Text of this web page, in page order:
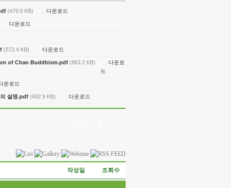
(479.6 KB) 다운로드
다운로드
(572.4 KB) 다운로드
of Chan Buddhism.pdf (863.2 KB) 다운로
드
운로드
설명.pdf (692.9 KB) 다운로드
작성일 조회수